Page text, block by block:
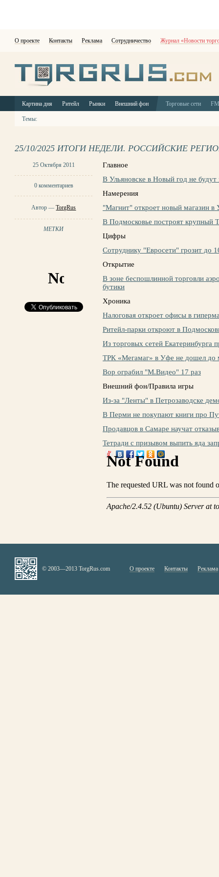
О проекте Контакты Реклама Сотрудничество Журнал «Новости
Картина дня Ритейл Рынки Внешний фон Торговые сети
Темы:
25/10/2025 ИТОГИ НЕДЕЛИ. РОССИЙСКИЕ
25 Октября 2011
0 комментариев
Автор —TorgRus
МЕТКИ
Главное
В Ульяновске в Новый год не будут
Намерения
"Магнит" откроет новый магазин в
В Подмосковье построят крупный
Цифры
Сотруднику "Евросети" грозит до
Открытие
В зоне беспошлинной торговли
бутики
Хроника
Налоговая откроет офисы в
Ритейл-парки откроют в
Из торговых сетей Екатеринбурга
ТРК «Мегамаг» в Уфе не дошел до
Вор ограбил "М.Видео" 17 раз
Внешний фон/Правила игры
Из-за "Ленты" в Петрозаводске
В Перми не покупают книги про
Продавцов в Самаре научат
Тетради с призывом выпить яда
© 2003—2013 TorgRus.com О проекте Контакты Реклама